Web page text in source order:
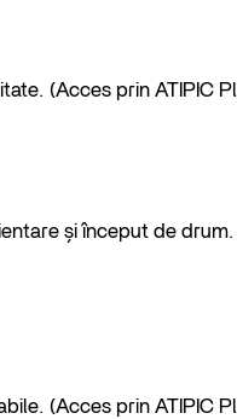
(Acces prin ATIPIC
și început de
(Acces prin ATIPIC